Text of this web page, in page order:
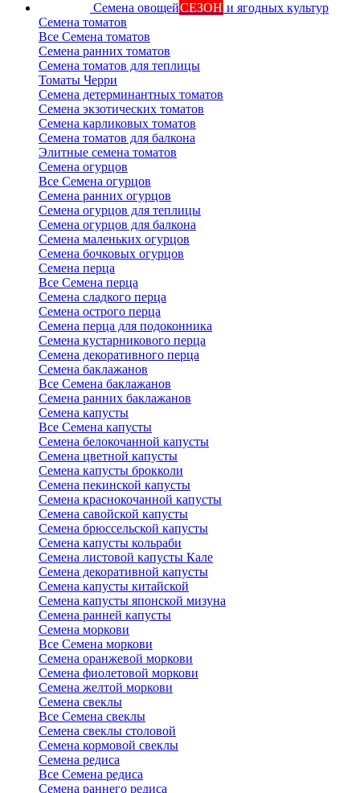
Семена овощейСЕЗОН и ягодных культур
Семена томатов
Все Семена томатов
Семена ранних томатов
Семена томатов для теплицы
Томаты Черри
Семена детерминантных томатов
Семена экзотических томатов
Семена карликовых томатов
Семена томатов для балкона
Элитные семена томатов
Семена огурцов
Все Семена огурцов
Семена ранних огурцов
Семена огурцов для теплицы
Семена огурцов для балкона
Семена маленьких огурцов
Семена бочковых огурцов
Семена перца
Все Семена перца
Семена сладкого перца
Семена острого перца
Семена перца для подоконника
Семена кустарникового перца
Семена декоративного перца
Семена баклажанов
Все Семена баклажанов
Семена ранних баклажанов
Семена капусты
Все Семена капусты
Семена белокочанной капусты
Семена цветной капусты
Семена капусты брокколи
Семена пекинской капусты
Семена краснокочанной капусты
Семена савойской капусты
Семена брюссельской капусты
Семена капусты кольраби
Семена листовой капусты Кале
Семена декоративной капусты
Семена капусты китайской
Семена капусты японской мизуна
Семена ранней капусты
Семена моркови
Все Семена моркови
Семена оранжевой моркови
Семена фиолетовой моркови
Семена желтой моркови
Семена свеклы
Все Семена свеклы
Семена свеклы столовой
Семена кормовой свеклы
Семена редиса
Все Семена редиса
Семена раннего редиса